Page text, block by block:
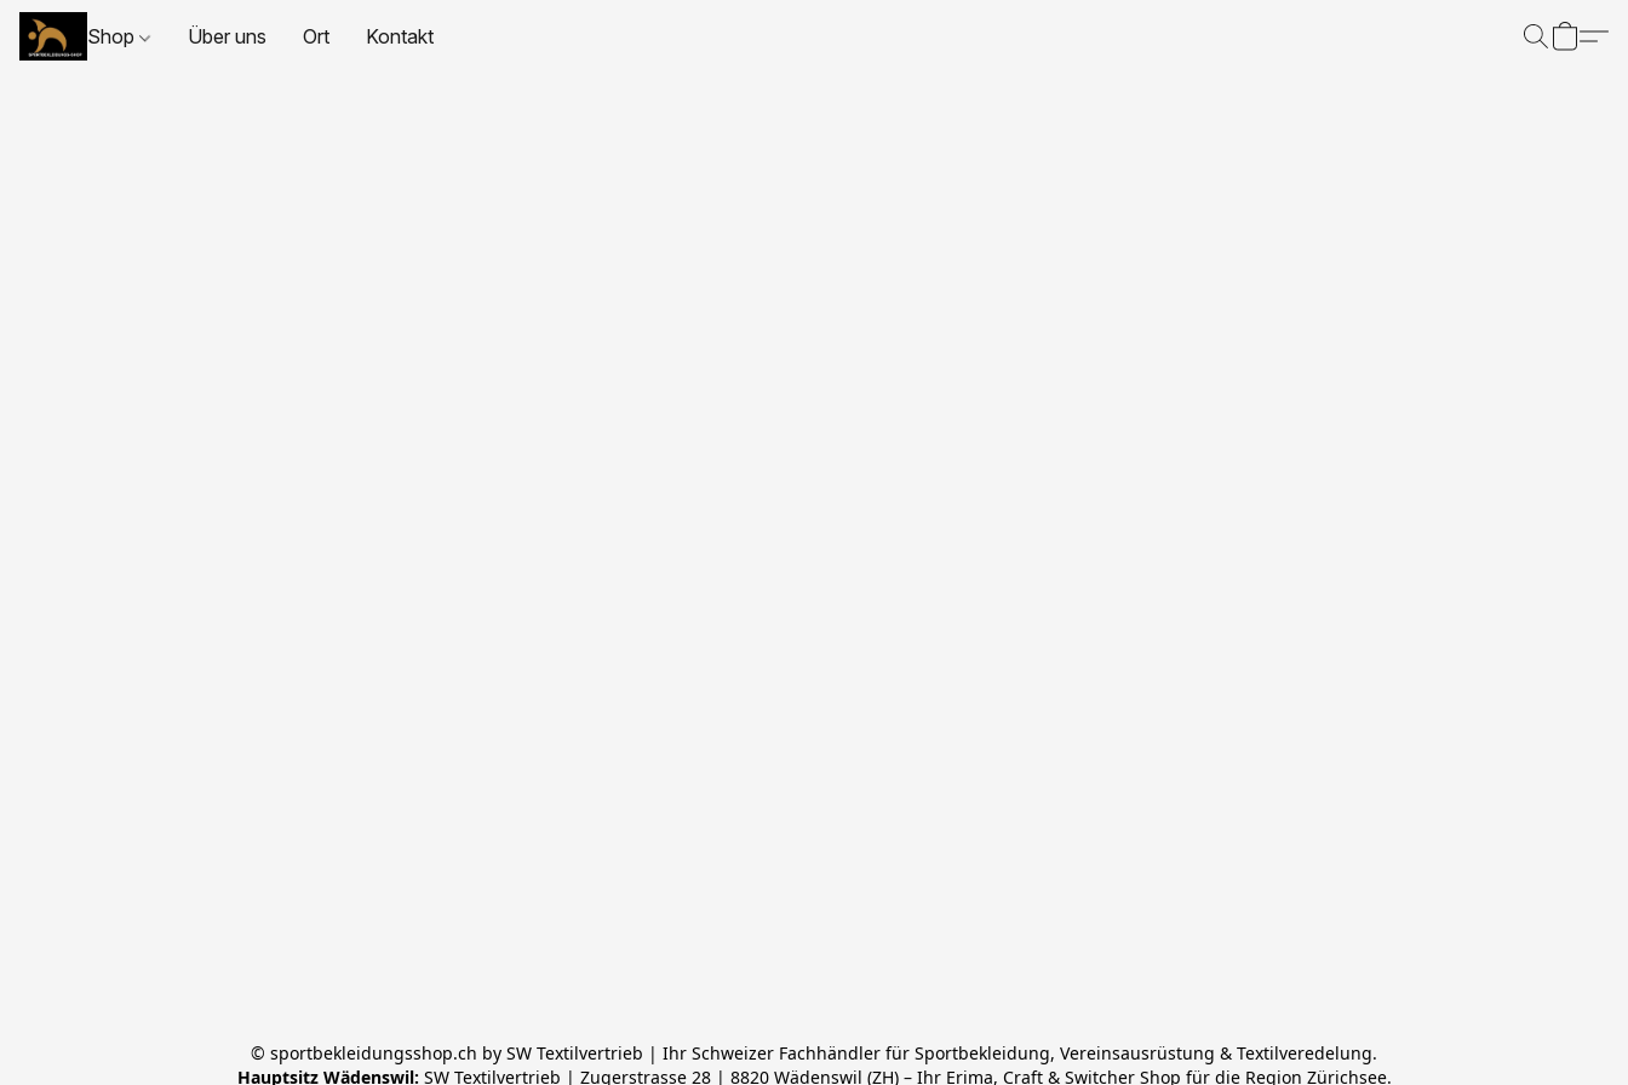
Shop Über uns Ort Kontakt
© sportbekleidungsshop.ch by SW Textilvertrieb | Ihr Schweizer Fachhändler für Sportbekleidung, Vereinsausrüstung & Textilveredelung.
Hauptsitz Wädenswil: SW Textilvertrieb | Zugerstrasse 28 | 8820 Wädenswil (ZH) – Ihr Erima, Craft & Switcher Shop für die Region Zürichsee.